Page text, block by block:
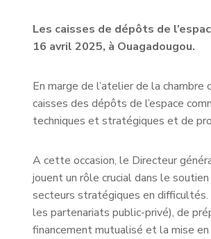
Les caisses de dépôts de
16 avril 2025, à Ouagadougou.
En marge de l’atelier de la
caisses des dépôts de l’espace
techniques et stratégiques et de
A cette occasion, le Directeur
jouent un rôle crucial dans le
secteurs stratégiques en
les partenariats public-privé), de
financement mutualisé et la mise